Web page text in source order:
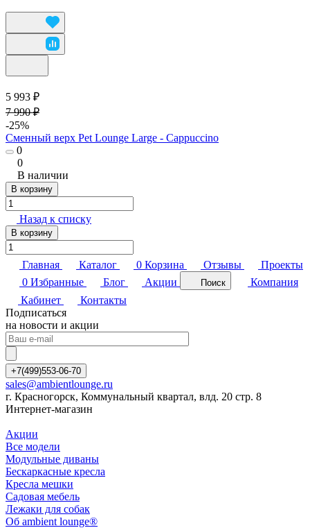
5 993 ₽
7 990 ₽
-25%
Сменный верх Pet Lounge Large - Cappuccino
0
0
В наличии
В корзину
Назад к списку
В корзину
Главная Каталог 0 Корзина Отзывы
Проекты
0 Избранные Блог Акции Поиск
Компания
Кабинет
Контакты
Подписаться
на новости и акции
+7(499)553-06-70
sales@ambientlounge.ru
г. Красногорск, Коммунальный квартал, влд. 20 стр. 8
Интернет-магазин
Акции
Все модели
Модульные диваны
Бескаркасные кресла
Кресла мешки
Садовая мебель
Лежаки для собак
Об ambient lounge®